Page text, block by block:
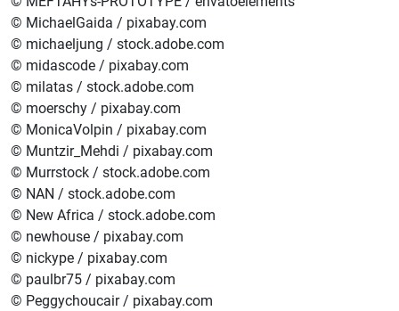
© MichaelGaida / pixabay.com
© michaeljung / stock.adobe.com
© midascode / pixabay.com
© milatas / stock.adobe.com
© moerschy / pixabay.com
© MonicaVolpin / pixabay.com
© Muntzir_Mehdi / pixabay.com
© Murrstock / stock.adobe.com
© NAN / stock.adobe.com
© New Africa / stock.adobe.com
© newhouse / pixabay.com
© nickype / pixabay.com
© paulbr75 / pixabay.com
© Peggychoucair / pixabay.com